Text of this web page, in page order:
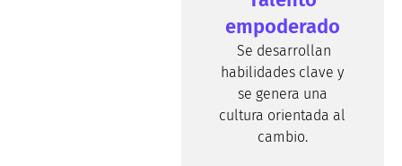
empoderado
Se desarrollan
habilidades clave y
se genera una
cultura orientada al
cambio.